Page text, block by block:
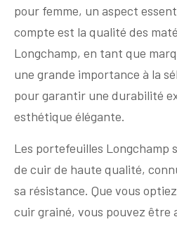
pour femme, un aspect
compte est la qualité des
Longchamp, en tant que
une grande importance à la
pour garantir une durabilité
esthétique élégante.
Les portefeuilles Longchamp
de cuir de haute qualité,
sa résistance. Que vous
cuir grainé, vous pouvez être